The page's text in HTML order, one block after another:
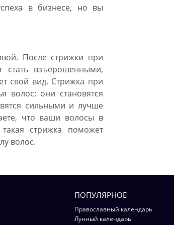
в бизнесе, но вы
После стрижки при
взъерошенными,
свой вид. Стрижка при
волос: они становятся
сильными и лучше
что ваши волосы в
такая стрижка поможет
волос.
ПОПУЛЯРНОЕ
Православный календарь
Лунный календарь